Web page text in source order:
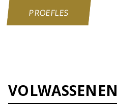
PROEFLES
VOLWASSENEN